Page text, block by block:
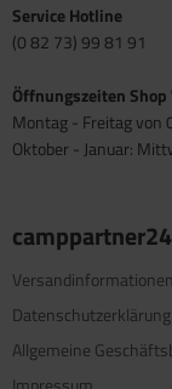
Service Hotline
(0 82 73) 99 81 91
Öffnungszeiten
Montag - Freitag von
Oktober - Januar:
camppartner24
Versandinformationen
Datenschutzerklärung
Allgemeine